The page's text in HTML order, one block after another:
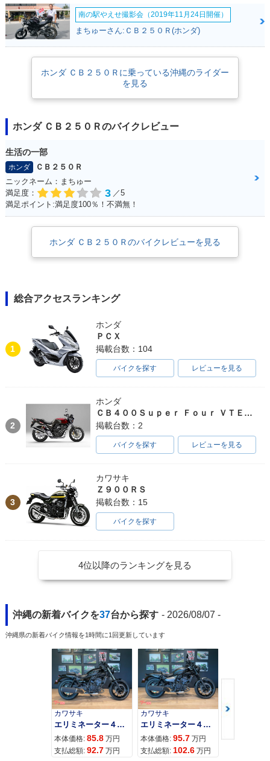
南の駅やえせ撮影会（2019年11月24日開催）
まちゅーさん:ＣＢ２５０Ｒ(ホンダ)
ホンダ ＣＢ２５０Ｒに乗っている沖縄のライダー
を見る
ホンダ ＣＢ２５０Ｒのバイクレビュー
生活の一部
ホンダ
ＣＢ２５０Ｒ
ニックネーム：まちゅー
満足度：
3 ／5
満足ポイント:満足度100％！不満無！
ホンダ ＣＢ２５０Ｒのバイクレビューを見る
総合アクセスランキング
1
ホンダ
ＰＣＸ
掲載台数：104
バイクを探す レビューを見る
2
ホンダ
ＣＢ４００Ｓｕｐｅｒ Ｆｏｕｒ ＶＴＥＣ ＳＰＥＣ３
掲載台数：2
バイクを探す レビューを見る
3
カワサキ
Ｚ９００ＲＳ
掲載台数：15
バイクを探す
4位以降のランキングを見る
沖縄の新着バイクを37台から探す - 2026/08/07 -
沖縄県の新着バイク情報を1時間に1回更新しています
カワサキ
エリミネーター４００
本体価格: 85.8 万円
支払総額: 92.7 万円
カワサキ
エリミネーター４００ＳＥ
本体価格: 95.7 万円
支払総額: 102.6 万円
カワサキ
本体価格: